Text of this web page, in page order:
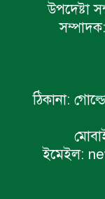
উপদেষ্টা
সম্পাদক:
ঠিকানা:
ইমেইল: